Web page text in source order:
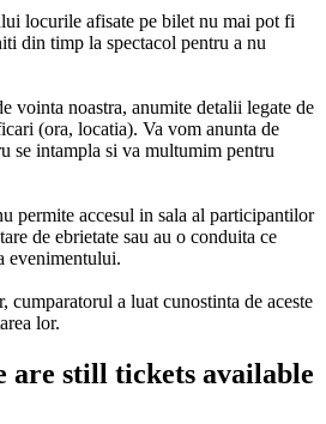
locurile afisate pe bilet nu mai pot fi
din timp la spectacol pentru a nu
vointa noastra, anumite detalii legate de
(ora, locatia). Va vom anunta de
se intampla si va multumim pentru
permite accesul in sala al participantilor
de ebrietate sau au o conduita ce
evenimentului.
cumparatorul a luat cunostinta de aceste
lor.
are still tickets available